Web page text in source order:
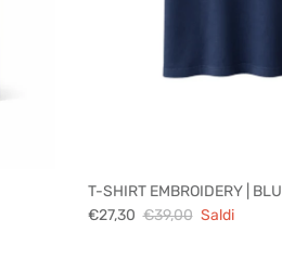
T-SHIRT EMBROIDERY | BLU
€27,30 €39,00 Saldi